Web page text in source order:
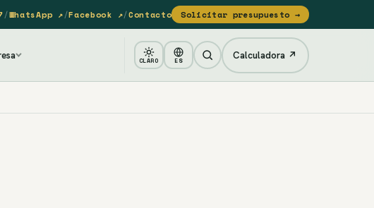
/WhatsApp ↗/Facebook ↗/Contacto Solicitar presupuesto →
CLARO ES Calculadora ↗